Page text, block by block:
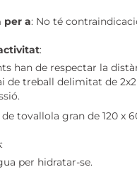
per a: No té
:
han de respectar la
de treball delimitat de
tovallola gran de 120 x
:
per hidratar-se.